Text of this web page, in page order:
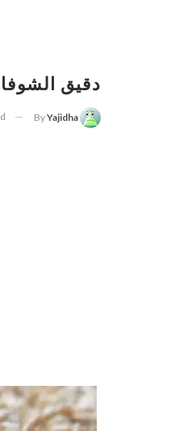
دقيق
ByYajidha